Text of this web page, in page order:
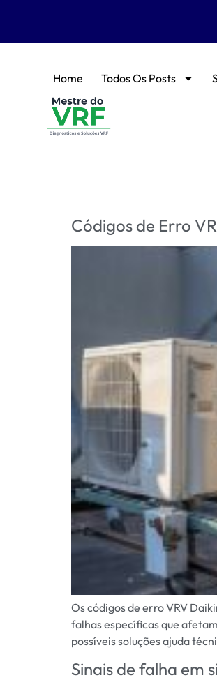
Home Todos Os Posts
Códigos de Erro
Os códigos de erro VRV
falhas específicas que
possíveis soluções ajuda
Sinais de falha em